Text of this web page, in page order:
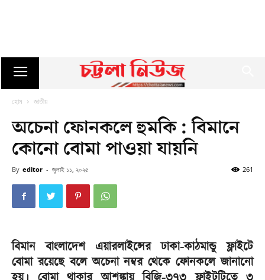
হোম জাতীয়
অচেনা ফোনকলে হুমকি : বিমানে
কোনো বোমা পাওয়া যায়নি
By editor - জুলাই ১১, ২০২৫ 261
বিমান বাংলাদেশ এয়ারলাইন্সের ঢাকা-কাঠমান্ডু ফ্লাইটে
বোমা রয়েছে বলে অচেনা নম্বর থেকে ফোনকলে জানানো